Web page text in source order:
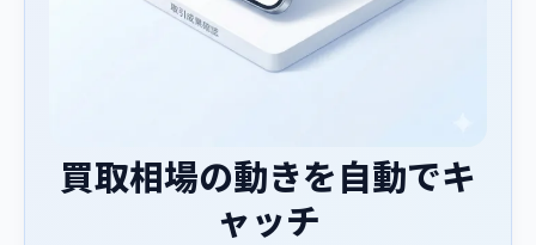
買取相場の動きを自動でキ
ャッチ